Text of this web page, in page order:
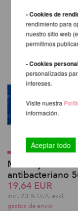
LOS
Monkey Hands
antibacteriano
19,64 EUR
incl. 23 % I.V.A. exkl.
gastos de envio
- Cookies de
rendimiento para
nuestro sitio web
permitimos
- Cookies
personalizadas
intereses.
Visite nuestra
información.
Aceptar todo